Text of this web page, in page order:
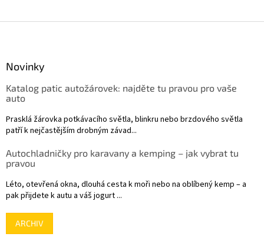
Novinky
Katalog patic autožárovek: najděte tu pravou pro vaše
auto
Prasklá žárovka potkávacího světla, blinkru nebo brzdového světla
patří k nejčastějším drobným závad...
Autochladničky pro karavany a kemping – jak vybrat tu
pravou
Léto, otevřená okna, dlouhá cesta k moři nebo na oblíbený kemp – a
pak přijdete k autu a váš jogurt ...
ARCHIV